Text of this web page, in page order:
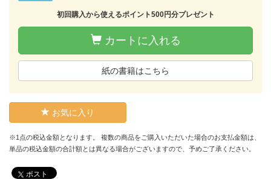
初回購入から使えるポイント500円分プレゼント
カートに入れる
紙の書籍はこちら
お気に入り
※1点の税込金額となります。 複数の商品をご購入いただいた場合のお支払金額は、
単品の税込金額の合計額とは異なる場合がございますので、予めご了承ください。
ポスト